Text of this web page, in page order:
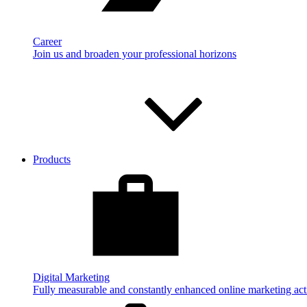
Career
Join us and broaden your professional horizons
Products
Digital Marketing
Fully measurable and constantly enhanced online marketing